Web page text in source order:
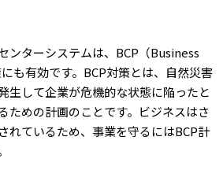
ンターシステムは、BCP（Business
も有効です。BCP対策とは、自然災害
生して企業が危機的な状態に陥ったと
ための計画のことです。ビジネスはさ
れているため、事業を守るにはBCP計